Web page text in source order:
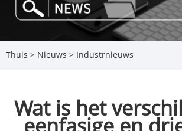
Thuis > Nieuws > Industrnieuws
Wat is het
eenfasige en